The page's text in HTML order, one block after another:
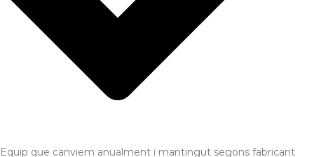
Equip que canviem anualment i mantingut segons fabricant